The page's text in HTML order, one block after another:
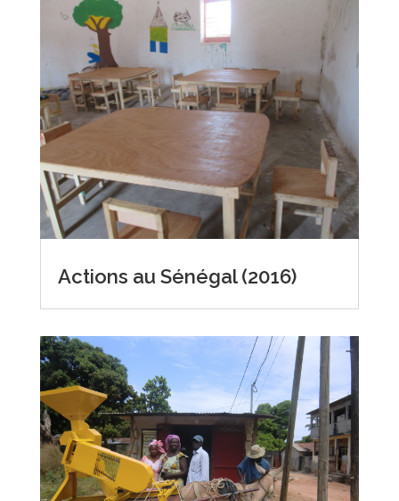
Actions au Sénégal (2016)